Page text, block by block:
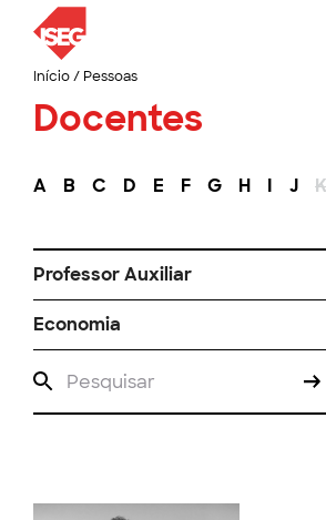
Início/ Pessoas
Docentes
A B C D E F G H I J K
Professor Auxiliar
Economia